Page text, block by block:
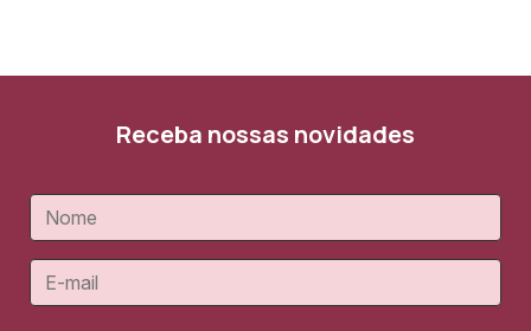
Receba nossas novidades